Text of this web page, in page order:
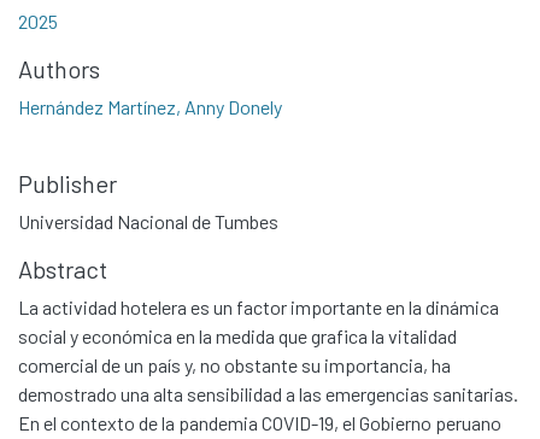
2025
Authors
Hernández Martínez, Anny Donely
Publisher
Universidad Nacional de Tumbes
Abstract
La actividad hotelera es un factor importante en la dinámica
social y económica en la medida que grafica la vitalidad
comercial de un país y, no obstante su importancia, ha
demostrado una alta sensibilidad a las emergencias sanitarias.
En el contexto de la pandemia COVID-19, el Gobierno peruano